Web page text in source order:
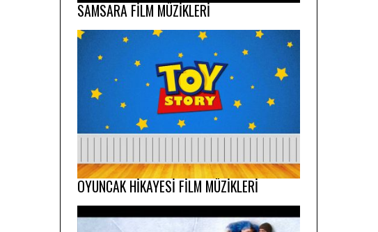
SAMSARA FİLM MÜZİKLERİ
OYUNCAK HİKAYESİ FİLM MÜZİKLERİ